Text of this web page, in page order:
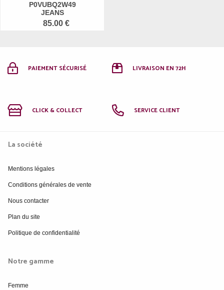
P0VUBQ2W49
JEANS
85.00 €
PAIEMENT SÉCURISÉ LIVRAISON EN 72H
CLICK & COLLECT SERVICE CLIENT
La société
Mentions légales
Conditions générales de vente
Nous contacter
Plan du site
Politique de confidentialité
Notre gamme
Femme